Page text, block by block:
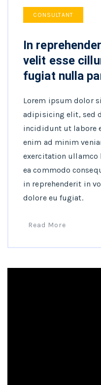
CONSULTANT
In
velit esse
fugiat nulla
Lorem ipsum dolor
adipisicing elit, sed
incididunt ut labore
enim ad minim
exercitation
ea commodo
in reprehenderit in
dolore eu fugiat.
Read More